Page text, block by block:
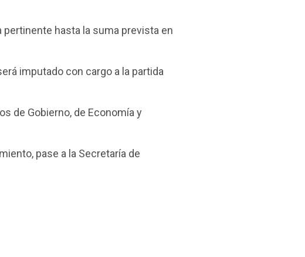
pertinente hasta la suma prevista en
imputado con cargo a la partida
de Gobierno, de Economía y
pase a la Secretaría de